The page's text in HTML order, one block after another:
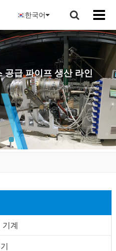
한국어
공급 파이프 생산 라인
계